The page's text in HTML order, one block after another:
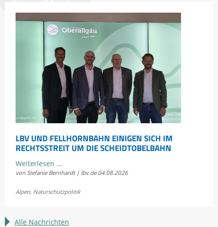
LBV UND FELLHORNBAHN EINIGEN SICH IM
RECHTSSTREIT UM DIE SCHEIDTOBELBAHN
Weiterlesen …LBV
und
einigen
im
von Stefanie Bernhardt | lbv.de 04.08.2026
Alpen, Naturschutzpolitik
Alle Nachrichten